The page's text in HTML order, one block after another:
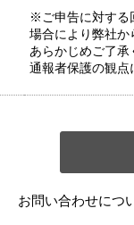
※ご申告に対する
場合により弊社か
あらかじめご了承
通報者保護の観点
お問い合わせにつ